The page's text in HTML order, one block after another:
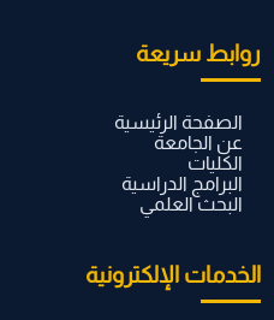
روابط سريعة
الصفحة الرئيسية
عن الجامعة
الكليات
البرامج الدراسية
البحث العلمي
الخدمات الإلكترونية